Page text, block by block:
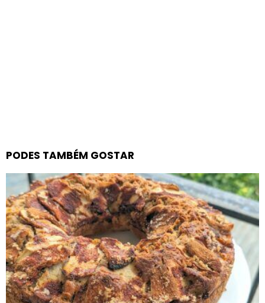
PODES TAMBÉM GOSTAR